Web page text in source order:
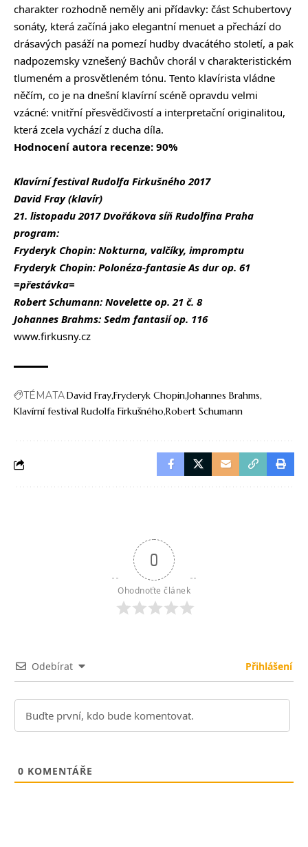
charakter rozhodně neměly ani přídavky: část Schubertovy
sonáty, která začíná jako elegantní menuet a přechází do
drásavých pasáží na pomezí hudby dvacátého století, a pak
nadpozemsky vznešený Bachův chorál v charakteristickém
tlumeném a prosvětleném tónu. Tento klavírista vládne
něčím, co je na dnešní klavírní scéně opravdu velmi
vzácné: vnitřní přesvědčivostí a interpretační originalitou,
která zcela vychází z ducha díla.
Hodnocení autora recenze: 90%
Klavírní festival Rudolfa Firkušného 2017
David Fray (klavír)
21. listopadu 2017 Dvořákova síň Rudolfina Praha
program:
Fryderyk Chopin: Nokturna, valčíky, impromptu
Fryderyk Chopin: Polonéza-fantasie As dur op. 61
=přestávka=
Robert Schumann: Novelette op. 21 č. 8
Johannes Brahms: Sedm fantasií op. 116
www.firkusny.cz
TÉMATADavid FrayFryderyk ChopinJohannes Brahms
Klavírní festival Rudolfa Firkušného Robert Schumann
0
Ohodnoťte článek
Odebírat Přihlášení
0 KOMENTÁŘE